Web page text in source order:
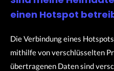
einen Hotspot
Die Verbindung eines
mithilfe von verschlüsselten
übertragenen Daten sind